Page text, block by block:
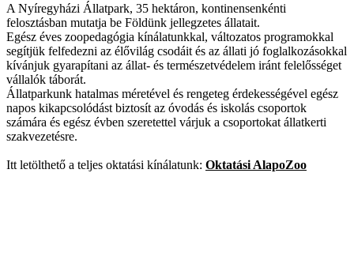
A Nyíregyházi Állatpark, 35 hektáron, kontinensenkénti
felosztásban mutatja be Földünk jellegzetes állatait.
Egész éves zoopedagógia kínálatunkkal, változatos programokkal
segítjük felfedezni az élővilág csodáit és az állati jó foglalkozásokkal
kívánjuk gyarapítani az állat- és természetvédelem iránt felelősséget
vállalók táborát.
Állatparkunk hatalmas méretével és rengeteg érdekességével egész
napos kikapcsolódást biztosít az óvodás és iskolás csoportok
számára és egész évben szeretettel várjuk a csoportokat állatkerti
szakvezetésre.
Itt letölthető a teljes oktatási kínálatunk: Oktatási AlapoZoo